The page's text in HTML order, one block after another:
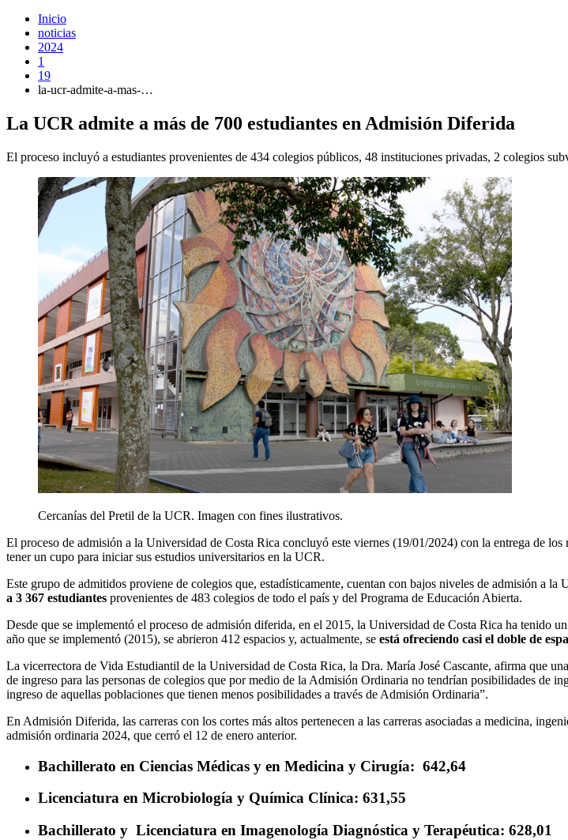
Inicio
noticias
2024
1
19
la-ucr-admite-a-mas-…
La UCR admite a más de 700 estudiantes en Admisión Diferida
El proceso incluyó a estudiantes provenientes de 434 colegios públicos, 48 instituciones privadas, 2 colegios
Cercanías del Pretil de la UCR. Imagen con fines ilustrativos.
El proceso de admisión a la Universidad de Costa Rica concluyó este viernes (19/01/2024) con la entrega de
tener un cupo para iniciar sus estudios universitarios en la UCR.
Este grupo de admitidos proviene de colegios que, estadísticamente, cuentan con bajos niveles de admisión a la
a 3 367 estudiantes provenientes de 483 colegios de todo el país y del Programa de Educación Abierta.
Desde que se implementó el proceso de admisión diferida, en el 2015, la Universidad de Costa Rica ha tenido
año que se implementó (2015), se abrieron 412 espacios y, actualmente, se está ofreciendo casi el doble de
La vicerrectora de Vida Estudiantil de la Universidad de Costa Rica, la Dra. María José Cascante, afirma que
de ingreso para las personas de colegios que por medio de la Admisión Ordinaria no tendrían posibilidades de
ingreso de aquellas poblaciones que tienen menos posibilidades a través de Admisión Ordinaria”.
En Admisión Diferida, las carreras con los cortes más altos pertenecen a las carreras asociadas a medicina,
admisión ordinaria 2024, que cerró el 12 de enero anterior.
Bachillerato en Ciencias Médicas y en Medicina y Cirugía: 642,64
Licenciatura en Microbiología y Química Clínica: 631,55
Bachillerato y Licenciatura en Imagenología Diagnóstica y Terapéutica: 628,01